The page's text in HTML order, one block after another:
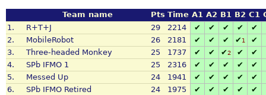
Team name Pts Time A1 A2 B1 B2 C1
1.
R+T+J 29 2214 ✔ ✔ ✔ ✔ ✔
2.
MobileRobot 26 2181 ✔ ✔ ✔ ✔1 ✔
3.
Three-headed Monkey 25 1737 ✔ ✔ ✔2 ✔ ✔
4.
SPb IFMO 1 25 2316 ✔ ✔ ✔ ✔ ✔
5.
Messed Up 24 1941 ✔ ✔ ✔ ✔ ✔
6.
SPb IFMO Retired 24 1975 ✔ ✔ ✔ ✔ ✔